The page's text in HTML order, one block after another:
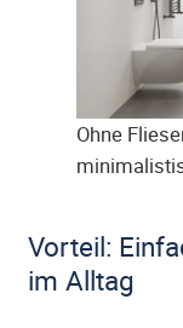
Ohne
Vorteil:
im Alltag